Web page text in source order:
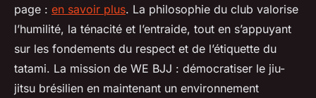
page : en savoir plus. La philosophie du club valorise
l’humilité, la ténacité et l’entraide, tout en s’appuyant
sur les fondements du respect et de l’étiquette du
tatami. La mission de WE BJJ : démocratiser le jiu-
jitsu brésilien en maintenant un environnement